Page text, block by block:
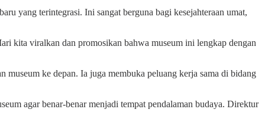
yang terintegrasi. Ini sangat berguna bagi kesejahteraan umat,
kita viralkan dan promosikan bahwa museum ini lengkap dengan
museum ke depan. Ia juga membuka peluang kerja sama di bidang
agar benar-benar menjadi tempat pendalaman budaya. Direktur